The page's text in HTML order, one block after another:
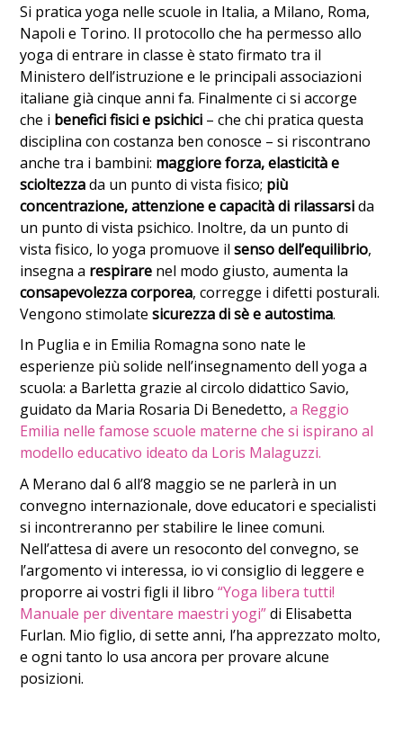
Si pratica yoga nelle scuole in Italia, a Milano, Roma,
Napoli e Torino. Il protocollo che ha permesso allo
yoga di entrare in classe è stato firmato tra il
Ministero dell’istruzione e le principali associazioni
italiane già cinque anni fa. Finalmente ci si accorge
che i benefici fisici e psichici – che chi pratica questa
disciplina con costanza ben conosce – si riscontrano
anche tra i bambini: maggiore forza, elasticità e
scioltezzada un punto di vista fisico; più
concentrazione, attenzione e capacità di rilassarsida
un punto di vista psichico. Inoltre, da un punto di
vista fisico, lo yoga promuove ilsenso dell’equilibrio,
insegna a respirare nel modo giusto, aumenta la
consapevolezza corporea, corregge i difetti posturali.
Vengono stimolate sicurezza di sè e autostima.
In Puglia e in Emilia Romagna sono nate le
esperienze più solide nell’insegnamento dell yoga a
scuola: a Barletta grazie al circolo didattico Savio,
guidato da Maria Rosaria Di Benedetto, a Reggio
Emilia nelle famose scuole materne che si ispirano al
modello educativo ideato da Loris Malaguzzi.
A Merano dal 6 all’8 maggio se ne parlerà in un
convegno internazionale, dove educatori e specialisti
si incontreranno per stabilire le linee comuni.
Nell’attesa di avere un resoconto del convegno, se
l’argomento vi interessa, io vi consiglio di leggere e
proporre ai vostri figli il libro“Yoga libera tutti!
Manuale per diventare maestri yogi”di Elisabetta
Furlan. Mio figlio, di sette anni, l’ha apprezzato molto,
e ogni tanto lo usa ancora per provare alcune
posizioni.